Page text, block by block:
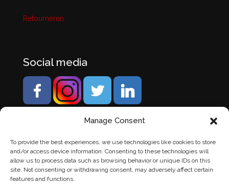
Manage Consent
To provide the best experiences, we use technologies like cookies to store
and/or access device information. Consenting to these technologies will
allow us to process data such as browsing behavior or unique IDs on this
site. Not consenting or withdrawing consent, may adversely affect certain
features and functions.
Retourneren
Social media